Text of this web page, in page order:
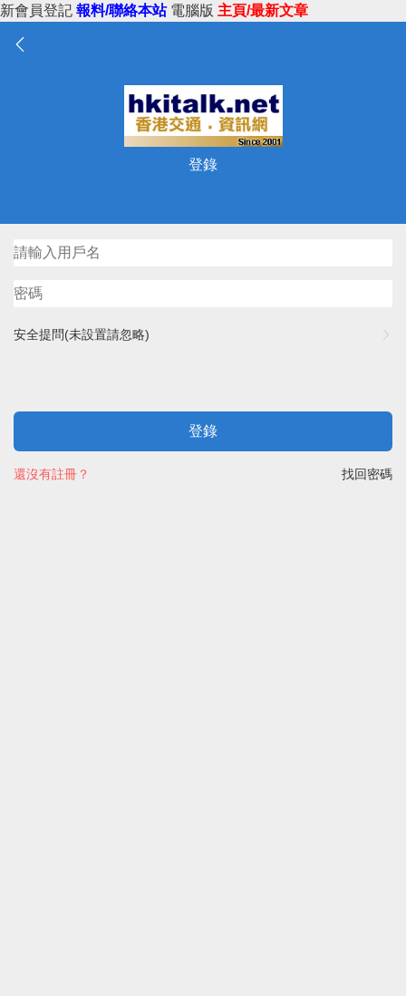
新會員登記 報料/聯絡本站 電腦版 主頁/最新文章
登錄
安全提問(未設置請忽略)
登錄
找回密碼
還沒有註冊？